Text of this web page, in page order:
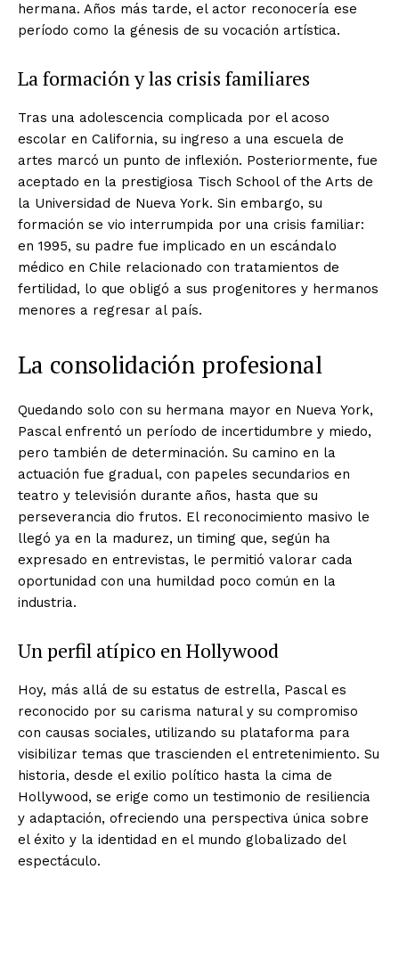
hermana. Años más tarde, el actor reconocería ese
período como la génesis de su vocación artística.
La formación y las crisis familiares
Tras una adolescencia complicada por el acoso
escolar en California, su ingreso a una escuela de
artes marcó un punto de inflexión. Posteriormente, fue
aceptado en la prestigiosa Tisch School of the Arts de
la Universidad de Nueva York. Sin embargo, su
formación se vio interrumpida por una crisis familiar:
en 1995, su padre fue implicado en un escándalo
médico en Chile relacionado con tratamientos de
fertilidad, lo que obligó a sus progenitores y hermanos
menores a regresar al país.
La consolidación profesional
Quedando solo con su hermana mayor en Nueva York,
Pascal enfrentó un período de incertidumbre y miedo,
pero también de determinación. Su camino en la
actuación fue gradual, con papeles secundarios en
teatro y televisión durante años, hasta que su
perseverancia dio frutos. El reconocimiento masivo le
llegó ya en la madurez, un timing que, según ha
expresado en entrevistas, le permitió valorar cada
oportunidad con una humildad poco común en la
industria.
Un perfil atípico en Hollywood
Hoy, más allá de su estatus de estrella, Pascal es
reconocido por su carisma natural y su compromiso
con causas sociales, utilizando su plataforma para
visibilizar temas que trascienden el entretenimiento. Su
historia, desde el exilio político hasta la cima de
Hollywood, se erige como un testimonio de resiliencia
y adaptación, ofreciendo una perspectiva única sobre
el éxito y la identidad en el mundo globalizado del
espectáculo.